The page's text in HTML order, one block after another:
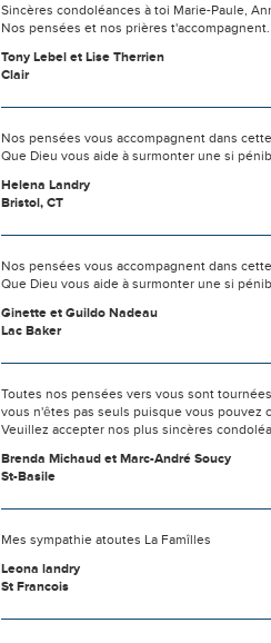
Sincères condoléances à toi Marie-Paule,
Nos pensées et nos prières t'accompagnent.
Tony Lebel et Lise Therrien
Clair
Nos pensées vous accompagnent dans
Que Dieu vous aide à surmonter une si
Helena Landry
Bristol, CT
Nos pensées vous accompagnent dans
Que Dieu vous aide à surmonter une si
Ginette et Guildo Nadeau
Lac Baker
Toutes nos pensées vers vous sont
vous n'êtes pas seuls puisque vous pouvez
Veuillez accepter nos plus sincères
Brenda Michaud et Marc-André Soucy
St-Basile
Mes sympathie atoutes La Famîlles
Leona landry
St Francois